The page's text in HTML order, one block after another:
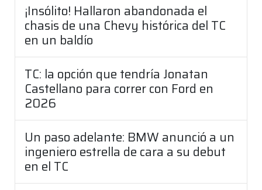
¡Insólito! Hallaron abandonada el
chasis de una Chevy histórica del TC
en un baldío
TC: la opción que tendría Jonatan
Castellano para correr con Ford en
2026
Un paso adelante: BMW anunció a un
ingeniero estrella de cara a su debut
en el TC